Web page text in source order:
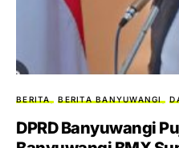
BERITA BERITA BANYUWANGI
DPRD Banyuwangi